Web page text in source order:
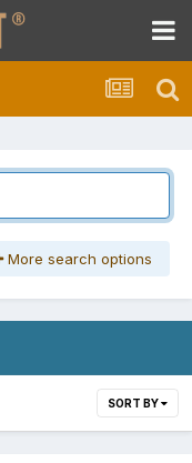
More search options
SORT BY